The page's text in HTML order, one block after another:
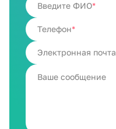
Введите ФИО
Телефон
Электронная почта